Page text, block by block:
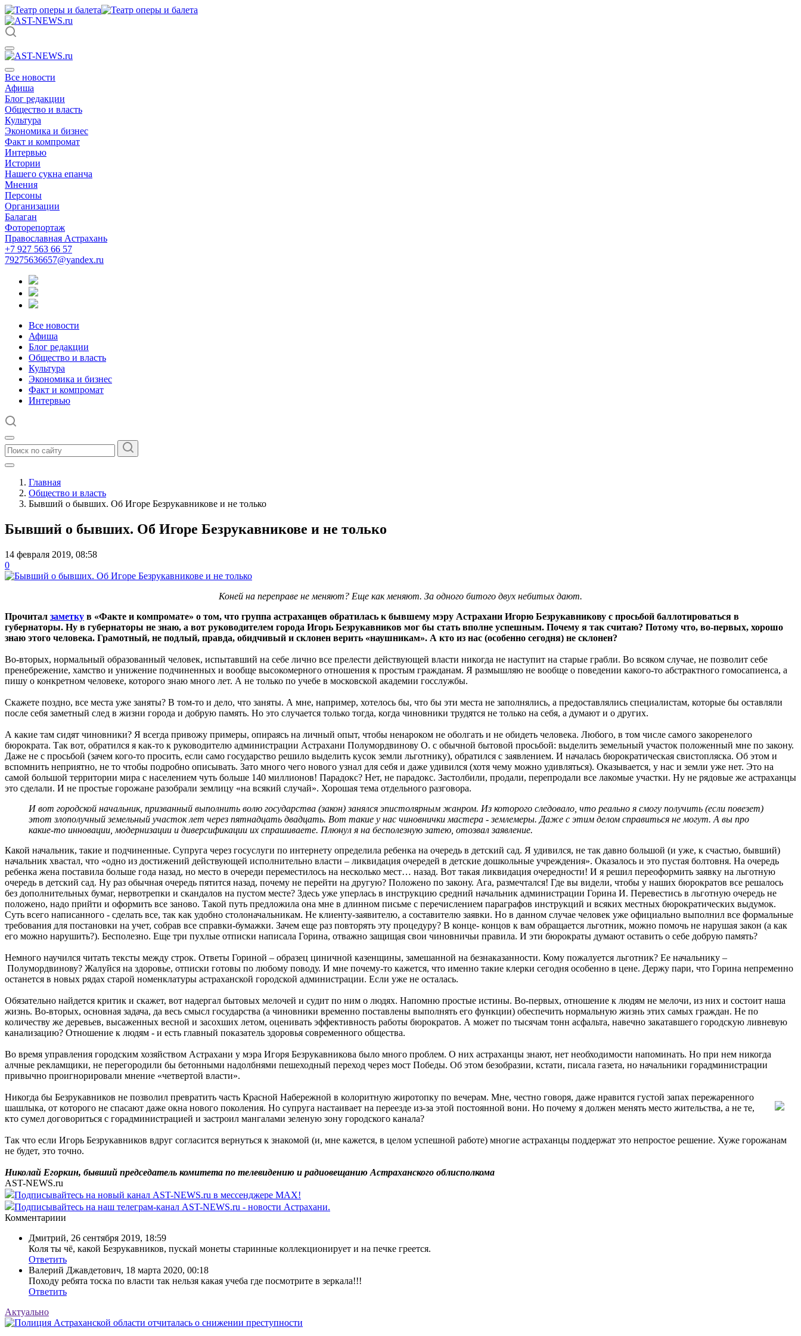
Все новости
Афиша
Блог редакции
Общество и власть
Культура
Экономика и бизнес
Факт и компромат
Интервью
Истории
Нашего сукна епанча
Мнения
Персоны
Организации
Балаган
Фоторепортаж
Православная Астрахань
+7 927 563 66 57
79275636657@yandex.ru
Все новости
Афиша
Блог редакции
Общество и власть
Культура
Экономика и бизнес
Факт и компромат
Интервью
Главная
Общество и власть
Бывший о бывших. Об Игоре Безрукавникове и не только
Бывший о бывших. Об Игоре Безрукавникове и не только
14 февраля 2019, 08:58
0
Коней на переправе не меняют? Еще как меняют. За одного битого двух небитых дают.
Прочитал заметку в «Факте и компромате» о том, что группа астраханцев обратилась к бывшему мэру Астрахани Игорю Безрукавникову с просьбой баллотироваться в
губернаторы. Ну в губернаторы не знаю, а вот руководителем города Игорь Безрукавников мог бы стать вполне успешным. Почему я так считаю? Потому что, во-первых, хорошо
знаю этого человека. Грамотный, не подлый, правда, обидчивый и склонен верить «наушникам». А кто из нас (особенно сегодня) не склонен?
Во-вторых, нормальный образованный человек, испытавший на себе лично все прелести действующей власти никогда не наступит на старые грабли. Во всяком случае, не позволит себе
пренебрежение, хамство и унижение подчиненных и вообще высокомерного отношения к простым гражданам. Я размышляю не вообще о поведении какого-то абстрактного гомосапиенса, а
пишу о конкретном человеке, которого знаю много лет. А не только по учебе в московской академии госслужбы.
Скажете поздно, все места уже заняты? В том-то и дело, что заняты. А мне, например, хотелось бы, что бы эти места не заполнялись, а предоставлялись специалистам, которые бы оставляли
после себя заметный след в жизни города и добрую память. Но это случается только тогда, когда чиновники трудятся не только на себя, а думают и о других.
А какие там сидят чиновники? Я всегда привожу примеры, опираясь на личный опыт, чтобы ненароком не оболгать и не обидеть человека. Любого, в том числе самого закоренелого
бюрократа. Так вот, обратился я как-то к руководителю администрации Астрахани Полумордвинову О. с обычной бытовой просьбой: выделить земельный участок положенный мне по закону.
Даже не с просьбой (зачем кого-то просить, если само государство решило выделить кусок земли льготнику), обратился с заявлением. И началась бюрократическая свистопляска. Об этом и
вспомнить неприятно, не то чтобы подробно описывать. Зато много чего нового узнал для себя и даже удивился (хотя чему можно удивляться). Оказывается, у нас и земли уже нет. Это на
самой большой территории мира с населением чуть больше 140 миллионов! Парадокс? Нет, не парадокс. Застолбили, продали, перепродали все лакомые участки. Ну не рядовые же астраханцы
это сделали. И не простые горожане разобрали землицу «на всякий случай». Хорошая тема отдельного разговора.
И вот городской начальник, призванный выполнить волю государства (закон) занялся эпистолярным жанром. Из которого следовало, что реально я смогу получить (если повезет)
этот злополучный земельный участок лет через пятнадцать двадцать. Вот такие у нас чиновнички мастера - землемеры. Даже с этим делом справиться не могут. А вы про
какие-то инновации, модернизации и диверсификации их спрашиваете. Плюнул я на бесполезную затею, отозвал заявление.
Какой начальник, такие и подчиненные. Супруга через госуслуги по интернету определила ребенка на очередь в детский сад. Я удивился, не так давно большой (и уже, к счастью, бывший)
начальник хвастал, что «одно из достижений действующей исполнительно власти – ликвидация очередей в детские дошкольные учреждения». Оказалось и это пустая болтовня. На очередь
ребенка жена поставила больше года назад, но место в очереди переместилось на несколько мест… назад. Вот такая ликвидация очередности! И я решил переоформить заявку на льготную
очередь в детский сад. Ну раз обычная очередь пятится назад, почему не перейти на другую? Положено по закону. Ага, размечтался! Где вы видели, чтобы у наших бюрократов все решалось
без дополнительных бумаг, нервотрепки и скандалов на пустом месте? Здесь уже уперлась в инструкцию средний начальник администрации Горина И. Перевестись в льготную очередь не
положено, надо прийти и оформить все заново. Такой путь предложила она мне в длинном письме с перечислением параграфов инструкций и всяких местных бюрократических выдумок.
Суть всего написанного - сделать все, так как удобно столоначальникам. Не клиенту-заявителю, а составителю заявки. Но в данном случае человек уже официально выполнил все формальные
требования для постановки на учет, собрав все справки-бумажки. Зачем еще раз повторять эту процедуру? В конце- концов к вам обращается льготник, можно помочь не нарушая закон (а как
его можно нарушить?). Бесполезно. Еще три пухлые отписки написала Горина, отважно защищая свои чиновничьи правила. И эти бюрократы думают оставить о себе добрую память?
Немного научился читать тексты между строк. Ответы Гориной – образец циничной казенщины, замешанной на безнаказанности. Кому пожалуется льготник? Ее начальнику –
Полумордвинову? Жалуйся на здоровье, отписки готовы по любому поводу. И мне почему-то кажется, что именно такие клерки сегодня особенно в цене. Держу пари, что Горина непременно
останется в новых рядах старой номенклатуры астраханской городской администрации. Если уже не осталась.
Обязательно найдется критик и скажет, вот надергал бытовых мелочей и судит по ним о людях. Напомню простые истины. Во-первых, отношение к людям не мелочи, из них и состоит наша
жизнь. Во-вторых, основная задача, да весь смысл государства (а чиновники временно поставлены выполнять его функции) обеспечить нормальную жизнь этих самых граждан. Не по
количеству же деревьев, высаженных весной и засохших летом, оценивать эффективность работы бюрократов. А может по тысячам тонн асфальта, навечно закатавшего городскую ливневую
канализацию? Отношение к людям - и есть главный показатель здоровья современного общества.
Во время управления городским хозяйством Астрахани у мэра Игоря Безрукавникова было много проблем. О них астраханцы знают, нет необходимости напоминать. Но при нем никогда
алчные рекламщики, не перегородили бы бетонными надолбнями пешеходный переход через мост Победы. Об этом безобразии, кстати, писала газета, но начальники горадминистрации
привычно проигнорировали мнение «четвертой власти».
Никогда бы Безрукавников не позволил превратить часть Красной Набережной в колоритную жиротопку по вечерам. Мне, честно говоря, даже нравится густой запах пережаренного
шашлыка, от которого не спасают даже окна нового поколения. Но супруга настаивает на переезде из-за этой постоянной вони. Но почему я должен менять место жительства, а не те,
кто сумел договориться с горадминистрацией и застроил мангалами зеленую зону городского канала?
Так что если Игорь Безрукавников вдруг согласится вернуться к знакомой (и, мне кажется, в целом успешной работе) многие астраханцы поддержат это непростое решение. Хуже горожанам
не будет, это точно.
Николай Егоркин, бывший председатель комитета по телевидению и радиовещанию Астраханского облисполкома
AST-NEWS.ru
Подписывайтесь на новый канал AST-NEWS.ru в мессенджере MAX!
Подписывайтесь на наш телеграм-канал AST-NEWS.ru - новости Астрахани.
Комментариии
Дмитрий, 26 сентября 2019, 18:59
Коля ты чё, какой Безрукавников, пускай монеты старинные коллекционирует и на печке греется.
Ответить
Валерий Джавдетович, 18 марта 2020, 00:18
Походу ребята тоска по власти так нельзя какая учеба где посмотрите в зеркала!!!
Ответить
Актуально